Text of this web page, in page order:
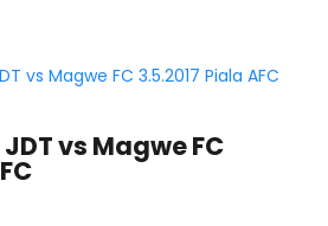
vs Magwe FC